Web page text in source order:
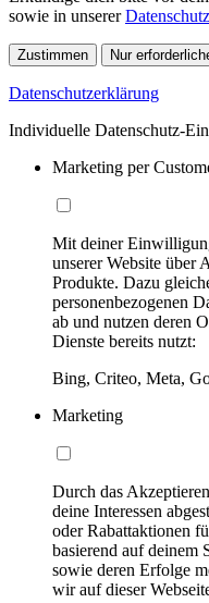
sowie in unserer
Zustimmen Nur
Datenschutzerklärung
Individuelle Datenschutz-
Marketing per
Mit deiner
unserer Website über
Produkte. Dazu
personenbezogenen
ab und nutzen deren
Dienste bereits nutzt:
Bing, Criteo, Meta,
Marketing
Durch das
deine Interessen
oder Rabattaktionen
basierend auf deinem
sowie deren Erfolge
wir auf dieser